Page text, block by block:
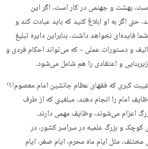
بهشت و جهنمی در کار است، اگر این
حتی اگر به او ابلاغ کنید که باید عبادت کند و
فایده‌ای نخواهد داشت. بنابراین دایره تبلیغ
و دستورات عملی – که می‌تواند احکام فردی و
و اعتقادی را هم شامل می‌شود.
غیبت کبری که فقهای عظام جانشین امام معصوم(ع)
امام را انجام دهند، مبلغینی که از طرف
اعزام می‌شوند، وظایف مهمی دارند.
کوچک و بزرگ علمیه در سراسر کشور، در
مثل ایام ماه محرم، ایام صفر، ایام